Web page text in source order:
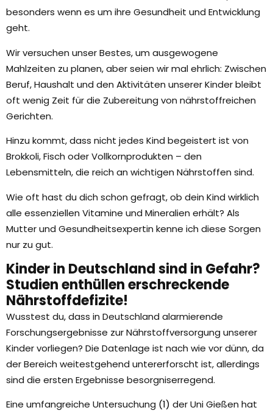
besonders wenn es um ihre Gesundheit und Entwicklung
geht.
Wir versuchen unser Bestes, um ausgewogene
Mahlzeiten zu planen, aber seien wir mal ehrlich: Zwischen
Beruf, Haushalt und den Aktivitäten unserer Kinder bleibt
oft wenig Zeit für die Zubereitung von nährstoffreichen
Gerichten.
Hinzu kommt, dass nicht jedes Kind begeistert ist von
Brokkoli, Fisch oder Vollkornprodukten – den
Lebensmitteln, die reich an wichtigen Nährstoffen sind.
Wie oft hast du dich schon gefragt, ob dein Kind wirklich
alle essenziellen Vitamine und Mineralien erhält? Als
Mutter und Gesundheitsexpertin kenne ich diese Sorgen
nur zu gut.
Kinder in Deutschland sind in Gefahr?
Studien enthüllen erschreckende
Nährstoffdefizite!
Wusstest du, dass in Deutschland alarmierende
Forschungsergebnisse zur Nährstoffversorgung unserer
Kinder vorliegen? Die Datenlage ist nach wie vor dünn, da
der Bereich weitestgehend untererforscht ist, allerdings
sind die ersten Ergebnisse besorgniserregend.
Eine umfangreiche Untersuchung (1) der Uni Gießen hat